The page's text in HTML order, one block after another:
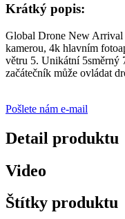
Krátký popis:
Global Drone New Arrival
kamerou, 4k hlavním
větru 5. Unikátní 5směrný
začátečník může ovládat
Pošlete nám e-mail
Detail produktu
Video
Štítky produktu